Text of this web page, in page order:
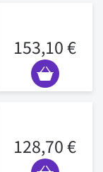
153,10 €
128,70 €